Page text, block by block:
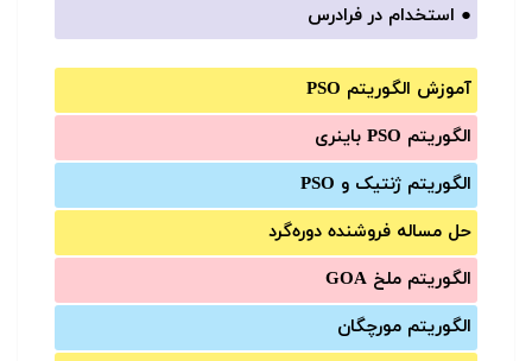
● استخدام در فرادرس
آموزش الگوریتم PSO
الگوریتم PSO باینری
الگوریتم ژنتیک و PSO
حل مساله فروشنده دوره‌گرد
الگوریتم ملخ GOA
الگوریتم مورچگان